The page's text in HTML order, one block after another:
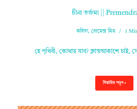
চীনা তর্জমা ||
কবিতা, প্রেমেন্দ্র মিত্র 1
হে পৃথিবী, কোথায় যাব? ক্লান্তআকাশে চাই,
বিস্তারিত পড়ুন »